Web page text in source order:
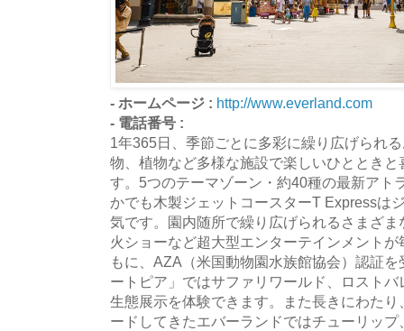
- ホームページ : http://www.everland.com
- 電話番号 :
1年365日、季節ごとに多彩に繰り広げられ
物、植物など多様な施設で楽しいひととき
す。5つのテーマゾーン・約40種の最新アト
かでも木製ジェットコースターT Expressは
気です。園内随所で繰り広げられるさまざ
火ショーなど超大型エンターテインメント
もに、AZA（米国動物園水族館協会）認証
ートピア」ではサファリワールド、ロスト
生態展示を体験できます。また長きにわた
ードしてきたエバーランドではチューリッ